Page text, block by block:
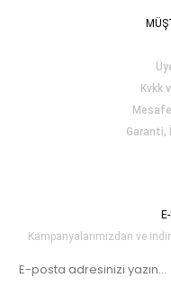
Kvkk
Garanti,
Kampanyalarımızdan ve